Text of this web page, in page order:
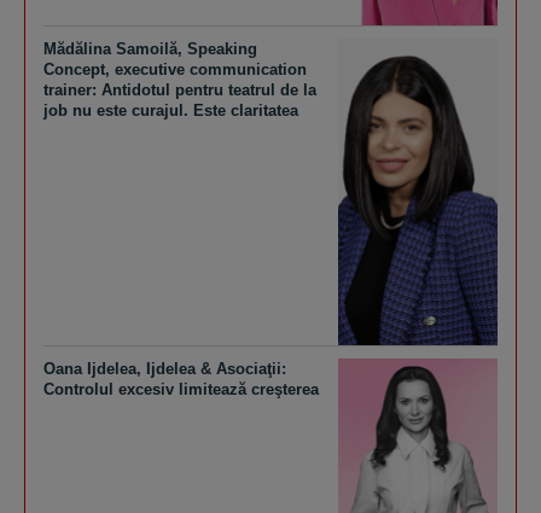
Mădălina Samoilă, Speaking
Concept, executive communication
trainer: Antidotul pentru teatrul de la
job nu este curajul. Este claritatea
Oana Ijdelea, Ijdelea & Asociaţii:
Controlul excesiv limitează creşterea